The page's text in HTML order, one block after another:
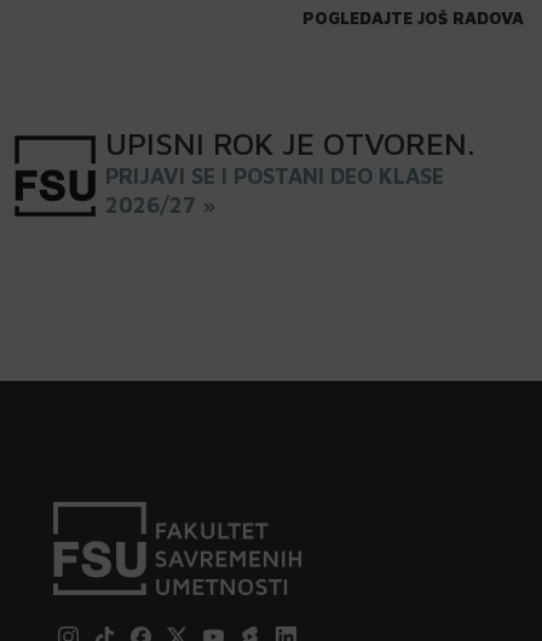
POGLEDAJTE JOŠ RADOVA
UPISNI ROK JE OTVOREN.
PRIJAVI SE I POSTANI DEO KLASE
2026/27 »